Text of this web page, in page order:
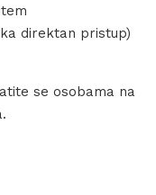
direktan pristup)
se osobama na